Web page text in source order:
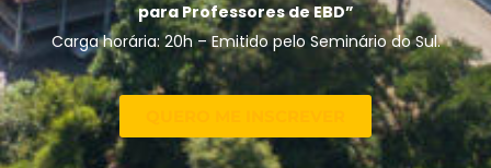
para Professores de EBD”
Carga horária: 20h – Emitido pelo Seminário do Sul.